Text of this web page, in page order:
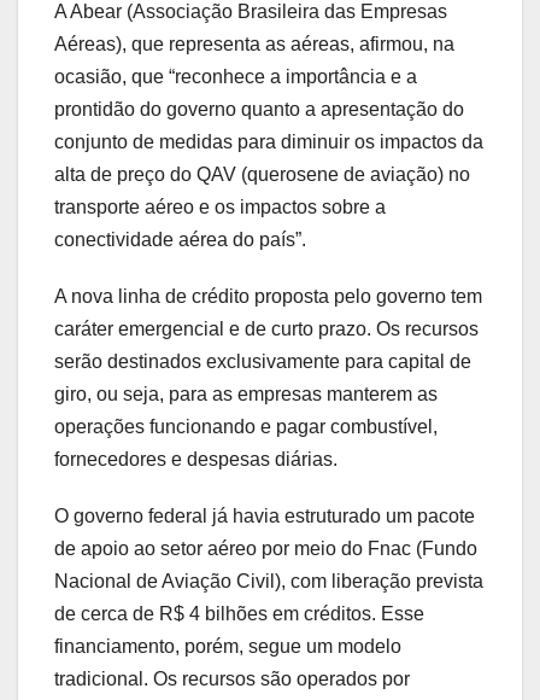
A Abear (Associação Brasileira das Empresas
Aéreas), que representa as aéreas, afirmou, na
ocasião, que “reconhece a importância e a
prontidão do governo quanto a apresentação do
conjunto de medidas para diminuir os impactos da
alta de preço do QAV (querosene de aviação) no
transporte aéreo e os impactos sobre a
conectividade aérea do país”.
A nova linha de crédito proposta pelo governo tem
caráter emergencial e de curto prazo. Os recursos
serão destinados exclusivamente para capital de
giro, ou seja, para as empresas manterem as
operações funcionando e pagar combustível,
fornecedores e despesas diárias.
O governo federal já havia estruturado um pacote
de apoio ao setor aéreo por meio do Fnac (Fundo
Nacional de Aviação Civil), com liberação prevista
de cerca de R$ 4 bilhões em créditos. Esse
financiamento, porém, segue um modelo
tradicional. Os recursos são operados por